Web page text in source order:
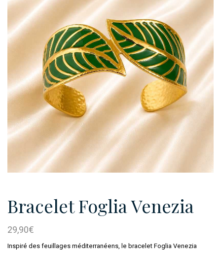
Bracelet Foglia Venezia
29,90€
Inspiré des feuillages méditerranéens, le bracelet Foglia Venezia